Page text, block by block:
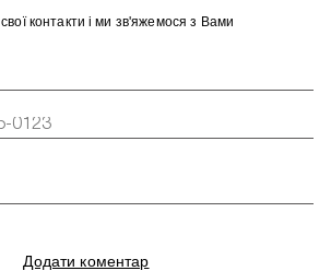
контакти і ми зв'яжемося з Вами
Додати коментар